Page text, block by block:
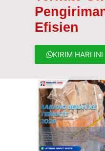
Efisien
KIRIM HARI INI